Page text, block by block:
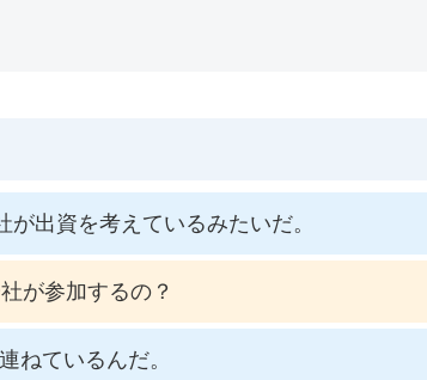
出資を考えているみたいだ。
が参加するの？
ねているんだ。